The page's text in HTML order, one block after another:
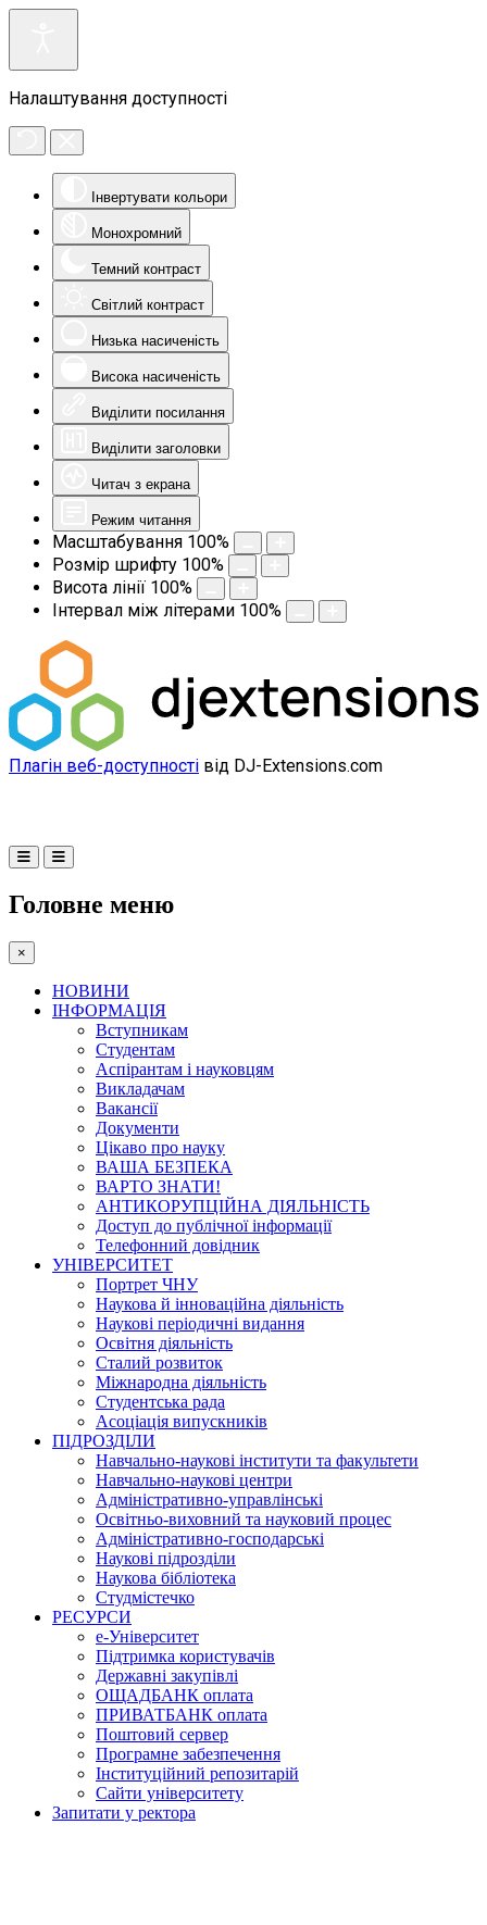
Налаштування доступності
Інвертувати кольори
Монохромний
Темний контраст
Світлий контраст
Низька насиченість
Висока насиченість
Виділити посилання
Виділити заголовки
Читач з екрана
Режим читання
Масштабування 100%
Розмір шрифту 100%
Висота лінії 100%
Інтервал між літерами 100%
Плагін веб-доступності від DJ-Extensions.com
Головне меню
×
НОВИНИ
ІНФОРМАЦІЯ
Вступникам
Студентам
Аспірантам і науковцям
Викладачам
Вакансії
Документи
Цікаво про науку
ВАША БЕЗПЕКА
ВАРТО ЗНАТИ!
АНТИКОРУПЦІЙНА ДІЯЛЬНІСТЬ
Доступ до публічної інформації
Телефонний довідник
УНІВЕРСИТЕТ
Портрет ЧНУ
Наукова й інноваційна діяльність
Наукові періодичні видання
Освітня діяльність
Сталий розвиток
Міжнародна діяльність
Студентська рада
Асоціація випускників
ПІДРОЗДІЛИ
Навчально-наукові інститути та факультети
Навчально-наукові центри
Адміністративно-управлінські
Освітньо-виховний та науковий процес
Адміністративно-господарські
Наукові підрозділи
Наукова бібліотека
Студмістечко
РЕСУРСИ
е-Університет
Підтримка користувачів
Державні закупівлі
ОЩАДБАНК оплата
ПРИВАТБАНК оплата
Поштовий сервер
Програмне забезпечення
Інституційний репозитарій
Сайти університету
Запитати у ректора